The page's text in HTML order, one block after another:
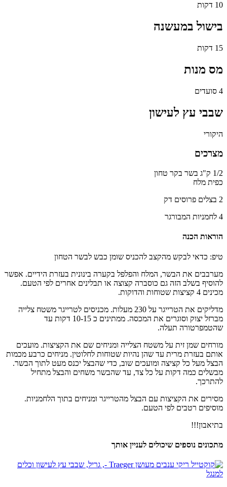
10 דקות
בישול במעשנה
15 דקות
מס מנות
4 סועדים
שבבי עץ לעישון
היקורי
מצרכים
1/2 ק"ג בשר בקר טחון
כפית מלח
2 בצלים פרוסים דק
4 לחמניות המבורגר
הוראות הכנה
טיפ: כדאי לבקש מהקצב להכניס שומן כבש לבשר הטחון
​מערבבים את הבשר, המלח והפלפל בקערה בינונית בעזרת הידיים. אפשר
להוסיף בשלב הזה גם כוסברה קצוצה או תבלינים אחרים לפי הטעם.
מכינים 4 קציצות שטוחות והדוקות.
​מדליקים את הטרייגר על 230 מעלות. מכניסים לטרייגר משטח צלייה
מברזל יצוק וסוגרים את המכסה. ממתינים כ 10-15 דקות עד
שהטמפרטורה תעלה.
​מורחים שמן זית על משטח הצלייה ומניחים שם את הקציצות. מועכים
אותם בעזרת מרית עד שהן נהיות שטוחות לחלוטין. מניחים כרבע מכמות
הבצל מעל כל קציצה ומועכים שוב, כדי שהבצל יכנס מעט לתוך הבשר.
מבשלים כמה דקות על כל צד, עד שהבשר משחים והבצל מתחיל
להתרכך.
​מסירים את הקציצות עם הבצל מהטרייגר ומניחים בתוך הלחמניות.
מוסיפים רטבים לפי הטעם.
​בתיאבון!!!
מתכונים נוספים שיכולים לעניין אותך